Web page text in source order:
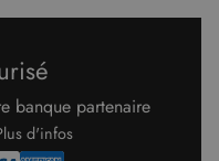
banque partenaire
d'infos